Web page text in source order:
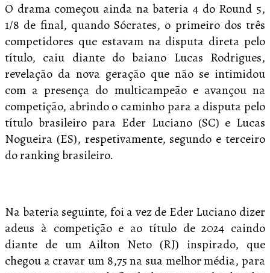
O drama começou ainda na bateria 4 do Round 5,
1/8 de final, quando Sócrates, o primeiro dos três
competidores que estavam na disputa direta pelo
título, caiu diante do baiano Lucas Rodrigues,
revelação da nova geração que não se intimidou
com a presença do multicampeão e avançou na
competição, abrindo o caminho para a disputa pelo
título brasileiro para Eder Luciano (SC) e Lucas
Nogueira (ES), respetivamente, segundo e terceiro
do ranking brasileiro.
Na bateria seguinte, foi a vez de Eder Luciano dizer
adeus à competição e ao título de 2024 caindo
diante de um Ailton Neto (RJ) inspirado, que
chegou a cravar um 8,75 na sua melhor média, para